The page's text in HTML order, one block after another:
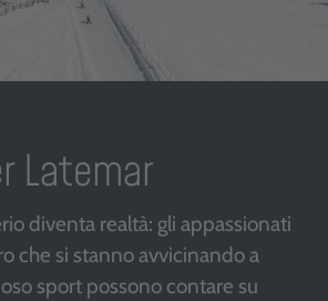
Latemar
diventa realtà: gli appassionati
che si stanno avvicinando a
sport possono contare su